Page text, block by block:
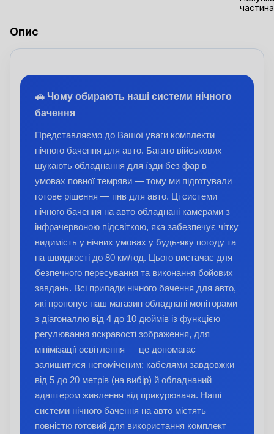
Опис
🚗 Чому обирають наші системи нічного
бачення
Представляємо до Вашої уваги комплекти
нічного бачення для авто. Багато військових
шукають обладнання для їзди без фар в
умовах повної темряви — тому ми підготували
готове рішення — пнв для авто. Ці системи
нічного бачення на авто обладнані камерами з
інфрачервоною підсвіткою, яка забезпечує чітку
видимість у нічних умовах у будь-яку погоду та
на швидкості до 80 км/год. Цього вистачає для
безпечного пересування та виконання бойових
завдань. Всі прилади нічного бачення для авто,
які пропонує наш магазин обладнані моніторами
з діагоналлю від 4 до 10 дюймів із функцією
регулювання яскравості зображення, для
мінімізації освітлення — це допомагає
залишитися непоміченим; кабелями завдовжки
від 5 до 20 метрів (на вибір) й обладнаний
адаптером живлення від прикурювача. Наші
системи нічного бачення на авто містять
повністю готовий для використання комплект